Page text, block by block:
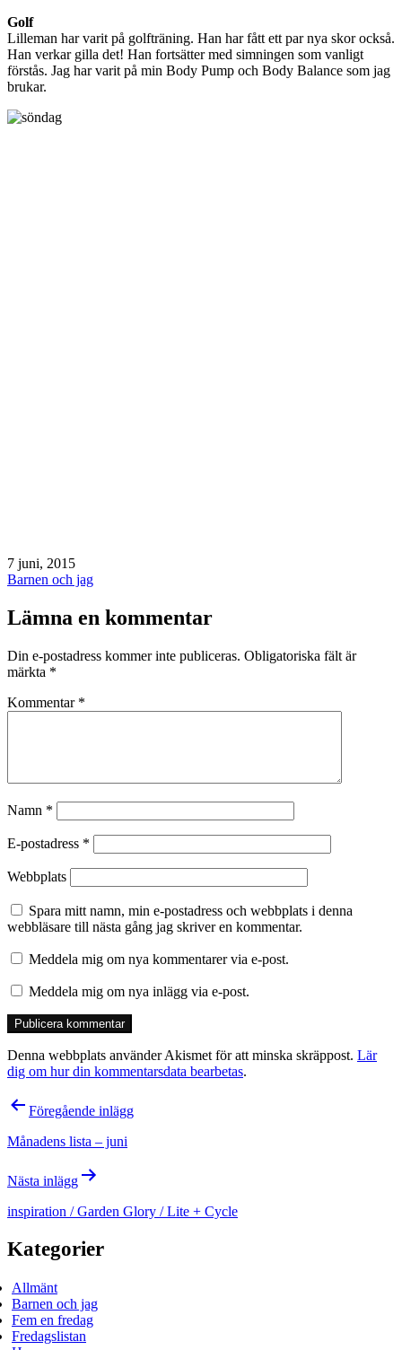
Golf
Lilleman har varit på golfträning. Han har fått ett par nya skor också.
Han verkar gilla det! Han fortsätter med simningen som vanligt
förstås. Jag har varit på min Body Pump och Body Balance som jag
brukar.
Publicerat
den
7 juni, 2015
Kategoriserat
Barnen och jag
Lämna en kommentar
Din e-postadress kommer inte publiceras. Obligatoriska fält är
märkta *
Kommentar *
Namn *
E-postadress *
Webbplats
Spara mitt namn, min e-postadress och webbplats i denna
webbläsare till nästa gång jag skriver en kommentar.
Meddela mig om nya kommentarer via e-post.
Meddela mig om nya inlägg via e-post.
Denna webbplats använder Akismet för att minska skräppost. Lär
dig om hur din kommentarsdata bearbetas.
Inläggsnavigering
Föregående inlägg
Månadens lista – juni
Nästa inlägg
inspiration / Garden Glory / Lite + Cycle
Kategorier
Allmänt
Barnen och jag
Fem en fredag
Fredagslistan